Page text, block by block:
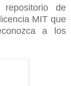
de
MIT que
a los